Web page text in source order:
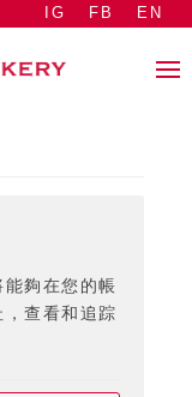
IG FB EN
夠在您的帳
查看和追踪